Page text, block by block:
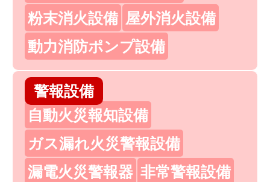
粉末消火設備 屋外消火設備
動力消防ポンプ設備
警報設備
自動火災報知設備
ガス漏れ火災警報設備
漏電火災警報器 非常警報設備